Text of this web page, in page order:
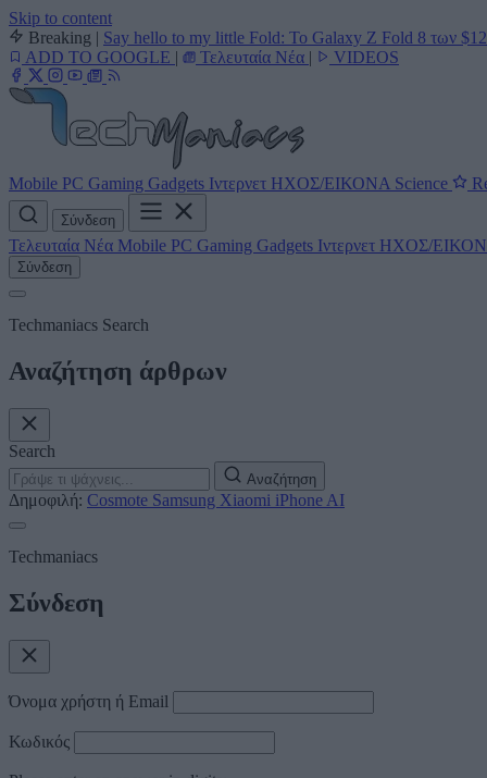
Skip to content
Breaking | Say hello to my little Fold: Το Galaxy Z Fold 8 των
ADD TO GOOGLE | Τελευταία Νέα | VIDEOS
Mobile PC Gaming Gadgets Ιντερνετ ΗΧΟΣ/ΕΙΚΟΝΑ Science
Σύνδεση
Τελευταία Νέα Mobile PC Gaming Gadgets Ιντερνετ ΗΧΟΣ/
Σύνδεση
Techmaniacs Search
Αναζήτηση άρθρων
Search
Αναζήτηση
Δημοφιλή: Cosmote Samsung Xiaomi iPhone AI
Techmaniacs
Σύνδεση
Όνομα χρήστη ή Email
Κωδικός